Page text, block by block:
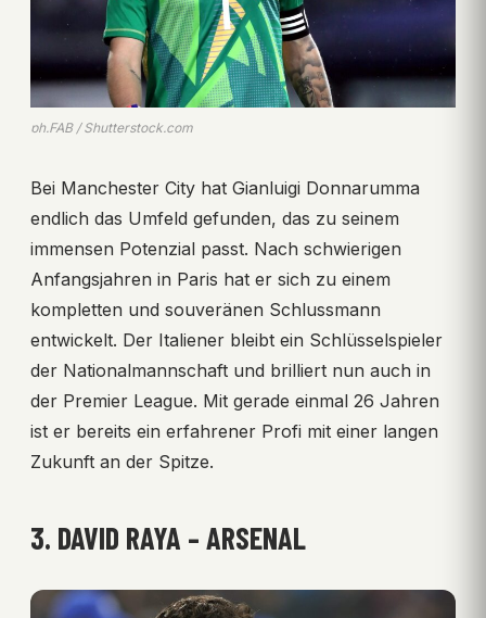
ph.FAB / Shutterstock.com
Bei Manchester City hat Gianluigi Donnarumma
endlich das Umfeld gefunden, das zu seinem
immensen Potenzial passt. Nach schwierigen
Anfangsjahren in Paris hat er sich zu einem
kompletten und souveränen Schlussmann
entwickelt. Der Italiener bleibt ein Schlüsselspieler
der Nationalmannschaft und brilliert nun auch in
der Premier League. Mit gerade einmal 26 Jahren
ist er bereits ein erfahrener Profi mit einer langen
Zukunft an der Spitze.
3. DAVID RAYA – ARSENAL